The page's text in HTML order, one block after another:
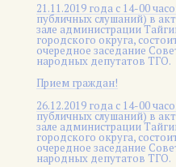
21.11.2019 года с 14-00
публичных слушаний) в
зале администрации
городского округа,
очередное заседание
народных депутатов ТГО.
Прием граждан!
26.12.2019 года с 14-00
публичных слушаний) в
зале администрации
городского округа,
очередное заседание
народных депутатов ТГО.